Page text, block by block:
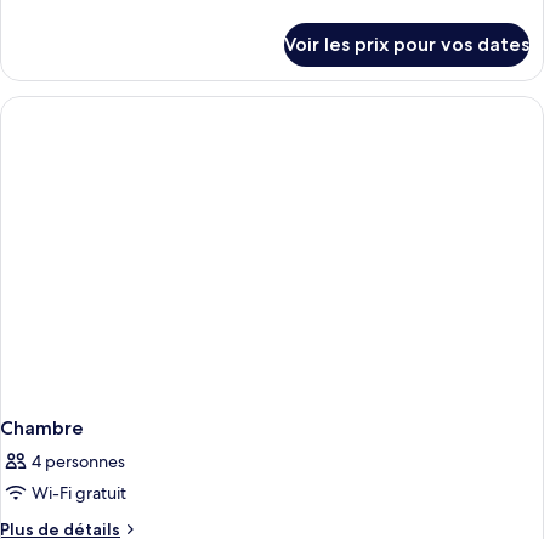
chambre :
Chambre
le
type
de
Voir les prix pour vos dates
Chambre
4 personnes
Wi-Fi gratuit
Plus de détails
Plus